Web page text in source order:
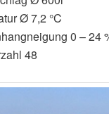
Ø 7,2 °C
0 – 24
48